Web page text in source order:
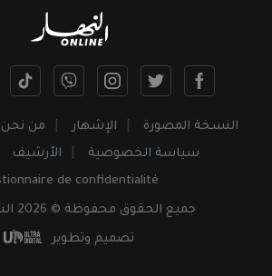
النسخة المصورة الإشهار من نحن
سياسة الخصوصية
الأرشيف
de confidentialité
جميع الحقوق محفوظة © 2026 النهار أونلاين
تصميم وتطوير